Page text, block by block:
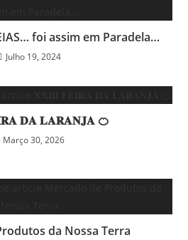
foi assim em Paradela…
Julho 19, 2024
𝐃𝐀 𝐋𝐀𝐑𝐀𝐍𝐉𝐀 🍊
Março 30, 2026
da Nossa Terra